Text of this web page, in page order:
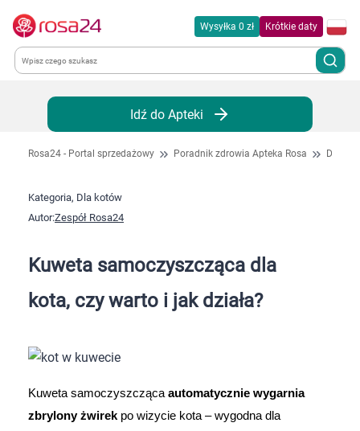
Wysyłka 0 zł Krótkie daty
Kategorie
Chemia gospodarcza
Dla zwierząt
Dziecko
Idź do Apteki
Rosa24 - Portal sprzedażowy Poradnik zdrowia Apteka Rosa Dla
Kategoria, Dla kotów
Autor:Zespół Rosa24
Kuweta samoczyszcząca dla
kota, czy warto i jak działa?
Kuweta samoczyszcząca automatycznie wygarnia
zbrylony żwirek po wizycie kota – wygodna dla